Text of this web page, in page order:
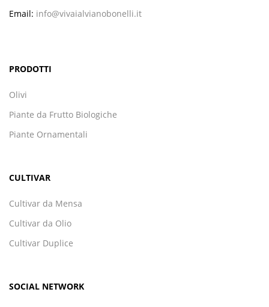
Email: info@vivaialvianobonelli.it
PRODOTTI
Olivi
Piante da Frutto Biologiche
Piante Ornamentali
CULTIVAR
Cultivar da Mensa
Cultivar da Olio
Cultivar Duplice
SOCIAL NETWORK